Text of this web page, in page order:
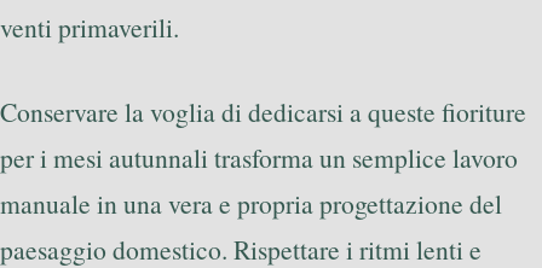
venti primaverili.
Conservare la voglia di dedicarsi a queste fioriture
per i mesi autunnali trasforma un semplice lavoro
manuale in una vera e propria progettazione del
paesaggio domestico. Rispettare i ritmi lenti e